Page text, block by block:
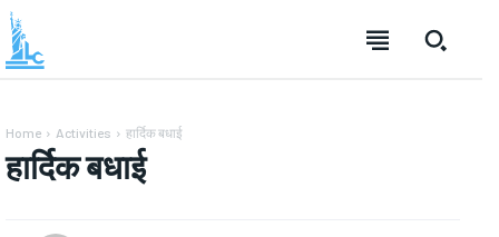
Home Activities हार्दिक बधाई
हार्दिक बधाई